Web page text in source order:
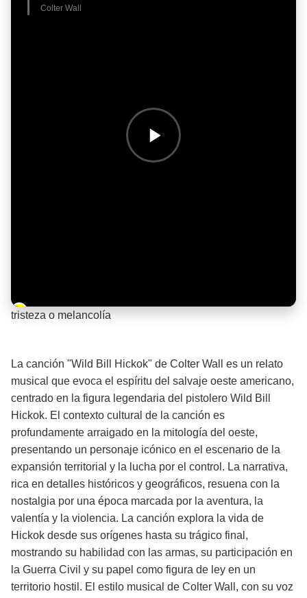
Colter Wall
Barra de progreso de la reproducción
tristeza o melancolía
La canción "Wild Bill Hickok" de Colter Wall es un relato
musical que evoca el espíritu del salvaje oeste americano,
centrado en la figura legendaria del pistolero Wild Bill
Hickok. El contexto cultural de la canción es
profundamente arraigado en la mitología del oeste,
presentando un personaje icónico en el escenario de la
expansión territorial y la lucha por el control. La narrativa,
rica en detalles históricos y geográficos, resuena con la
nostalgia por una época marcada por la aventura, la
valentía y la violencia. La canción explora la vida de
Hickok desde sus orígenes hasta su trágico final,
mostrando su habilidad con las armas, su participación en
la Guerra Civil y su papel como figura de ley en un
territorio hostil. El estilo musical de Colter Wall, con su voz